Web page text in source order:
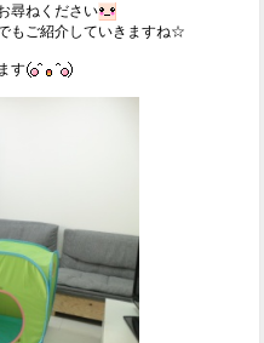
尋ねください
もご紹介していきますね☆
す